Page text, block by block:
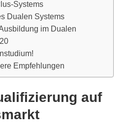
Systems
Dualen Systems
im Dualen
Empfehlungen
auf